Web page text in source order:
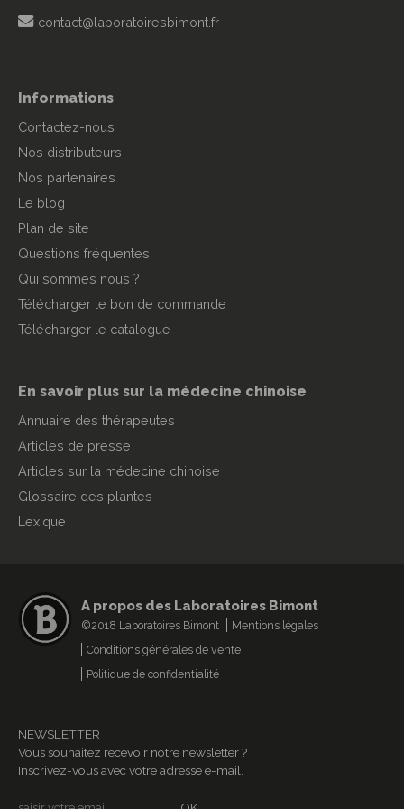
contact@laboratoiresbimont.fr
Informations
Contactez-nous
Nos distributeurs
Nos partenaires
Le blog
Plan de site
Questions fréquentes
Qui sommes nous ?
Télécharger le bon de commande
Télécharger le catalogue
En savoir plus sur la médecine chinoise
Annuaire des thérapeutes
Articles de presse
Articles sur la médecine chinoise
Glossaire des plantes
Lexique
A propos des Laboratoires Bimont
©2018 Laboratoires Bimont
Mentions légales
Conditions générales de vente
Politique de confidentialité
NEWSLETTER
Vous souhaitez recevoir notre newsletter ?
Inscrivez-vous avec votre adresse e-mail.